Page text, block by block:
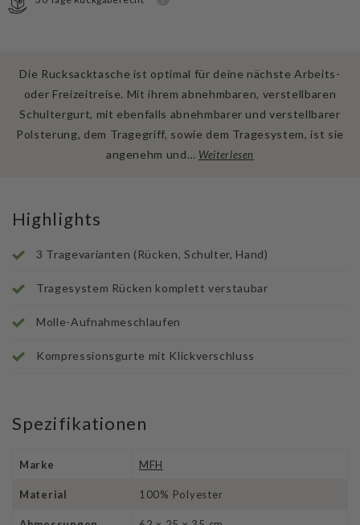
Die Rucksacktasche ist optimal für deine nächste Arbeits-
oder Freizeitreise. Mit ihrem abnehmbaren, verstellbaren
Schultergurt, mit ebenfalls abnehmbarer und verstellbarer
Polsterung, dem Tragegriff, sowie dem Tragesystem, ist sie
angenehm und… Weiterlesen
Highlights
3 Tragevarianten (Rücken, Schulter, Hand)
Tragesystem Rücken komplett verstaubar
Molle-Aufnahmeschlaufen
Kompressionsgurte mit Klickverschluss
Spezifikationen
Marke MFH
Material 100% Polyester